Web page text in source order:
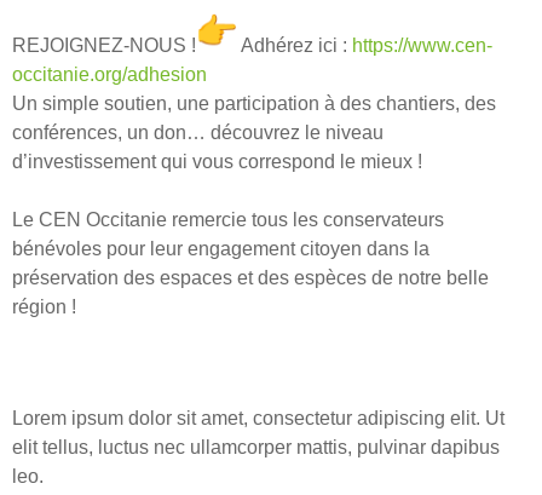
REJOIGNEZ-NOUS ! Adhérez ici : https://www.cen-
occitanie.org/adhesion
Un simple soutien, une participation à des chantiers, des
conférences, un don… découvrez le niveau
d’investissement qui vous correspond le mieux !
Le CEN Occitanie remercie tous les conservateurs
bénévoles pour leur engagement citoyen dans la
préservation des espaces et des espèces de notre belle
région !
Lorem ipsum dolor sit amet, consectetur adipiscing elit. Ut
elit tellus, luctus nec ullamcorper mattis, pulvinar dapibus
leo.